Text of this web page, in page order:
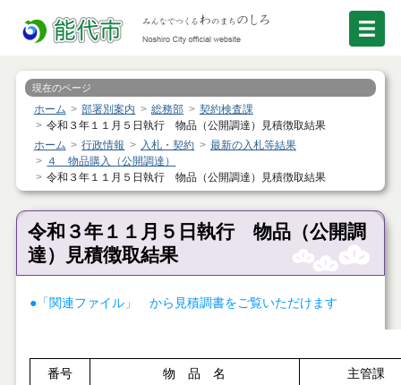
現在のページ
ホーム 部署別案内 総務部
契約検査課
令和３年１１月５日執行 物品（公開調達）見積徴取結果
ホーム
行政情報 入札・契約
最新の入札等結果
４ 物品購入（公開調達）
令和３年１１月５日執行 物品（公開調達）見積徴取結果
令和３年１１月５日執行 物品（公開調
達）見積徴取結果
●「関連ファイル」 から見積調書をご覧いただけます
番号 物 品 名 主管課